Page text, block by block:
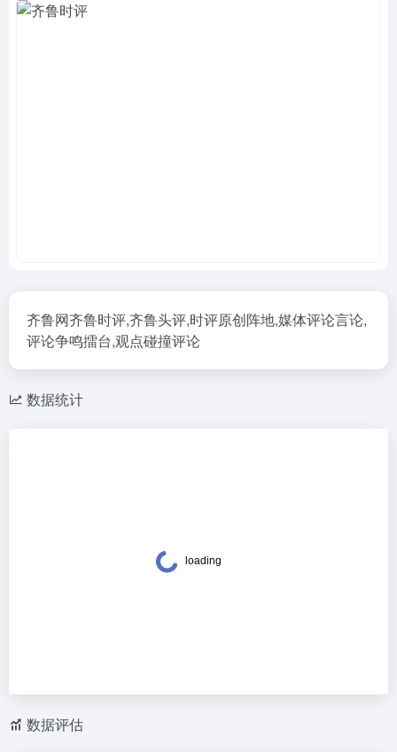
齐鲁网齐鲁时评,齐鲁头评,时评原创阵地,媒体评论言论,
评论争鸣擂台,观点碰撞评论
数据统计
数据评估